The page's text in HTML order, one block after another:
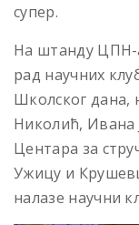
супер.
На штанду ЦПН-
рад научних
Школског дана,
Николић, Ивана
Центара за
Ужицу и
налазе научни